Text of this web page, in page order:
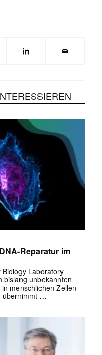
Reparatur im
Laboratory
bislang unbekannten
menschlichen Zellen
übernimmt …